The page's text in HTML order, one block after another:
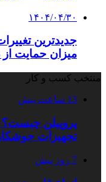
۱۴۰۴/۰۴/۳۰
جدیدترین
میزان حمایت
منتخب کسب و کار
13 ساعت پیش
پروپیلن چیست؟
تجهیزات
7 روز پیش